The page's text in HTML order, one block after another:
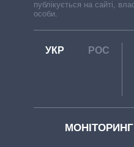
публікується на сайті,
особи.
УКР РОС
МОНІТОРИНГ